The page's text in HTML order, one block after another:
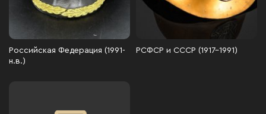
Российская Федерация (1991-
н.в.)
РСФСР и СССР (1917-1991)